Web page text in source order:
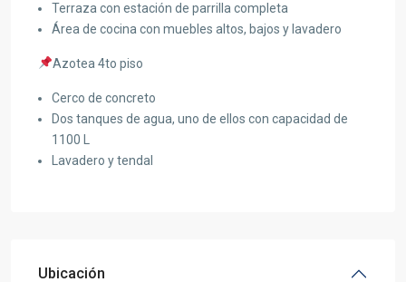
Terraza con estación de parrilla completa
Área de cocina con muebles altos, bajos y lavadero
Azotea 4to piso
Cerco de concreto
Dos tanques de agua, uno de ellos con capacidad de
1100 L
Lavadero y tendal
Ubicación